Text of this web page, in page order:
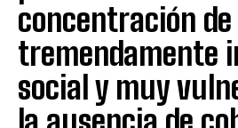
concentración de
tremendamente
social y muy